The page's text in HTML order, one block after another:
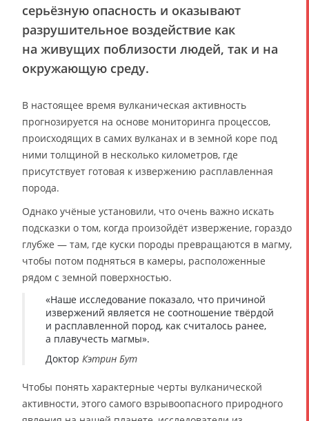
серьёзную опасность и оказывают
разрушительное воздействие как
на живущих поблизости людей, так и на
окружающую среду.
В настоящее время вулканическая активность
прогнозируется на основе мониторинга процессов,
происходящих в самих вулканах и в земной коре под
ними толщиной в несколько километров, где
присутствует готовая к извержению расплавленная
порода.
Однако учёные установили, что очень важно искать
подсказки о том, когда произойдёт извержение, гораздо
глубже — там, где куски породы превращаются в магму,
чтобы потом подняться в камеры, расположенные
рядом с земной поверхностью.
«Наше исследование показало, что причиной
извержений является не соотношение твёрдой
и расплавленной пород, как считалось ранее,
а плавучесть магмы».
Доктор Кэтрин Бут
Чтобы понять характерные черты вулканической
активности, этого самого взрывоопасного природного